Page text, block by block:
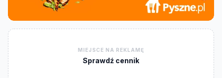
MIEJSCE NA REKLAMĘ
Sprawdź cennik